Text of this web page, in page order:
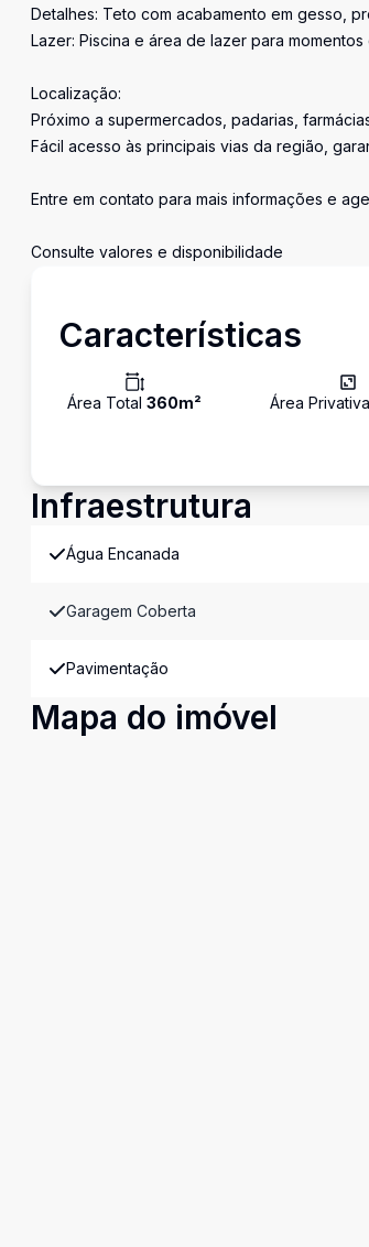
Detalhes: Teto com acabamento em gesso,
Lazer: Piscina e área de lazer para
Localização:
Próximo a supermercados, padarias,
Fácil acesso às principais vias da região,
Entre em contato para mais informações e
Consulte valores e disponibilidade
Características
Área Total 360m² Área
Infraestrutura
Água Encanada
Garagem Coberta
Pavimentação
Mapa do imóvel